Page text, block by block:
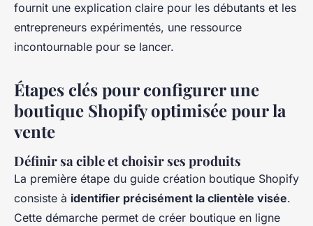
fournit une explication claire pour les débutants et les
entrepreneurs expérimentés, une ressource
incontournable pour se lancer.
Étapes clés pour configurer une
boutique Shopify optimisée pour la
vente
Définir sa cible et choisir ses produits
La première étape du guide création boutique Shopify
consiste à identifier précisément la clientèle visée.
Cette démarche permet de créer boutique en ligne